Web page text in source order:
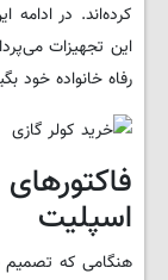
کرده‌اند. در
این تجهیزات
رفاه خانواده خود
اسپلیت
هنگامی که تصمیم